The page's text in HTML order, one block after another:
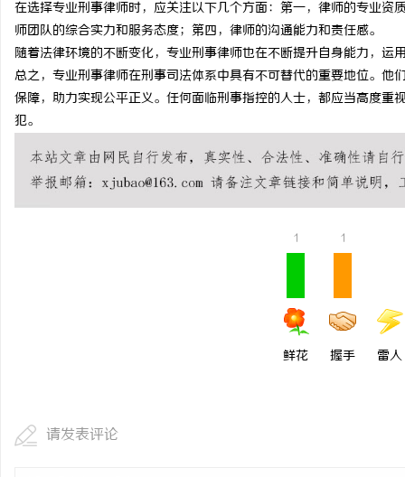
在选择专业刑事律师时，应关注以下几个方面：第一，律师的专业
师团队的综合实力和服务态度；第四，律师的沟通能力和责任感。
随着法律环境的不断变化，专业刑事律师也在不断提升自身能力，
总之，专业刑事律师在刑事司法体系中具有不可替代的重要地位。
保障，助力实现公平正义。任何面临刑事指控的人士，都应当高度
犯。
1
鲜花
1
握手 雷人
请发表评论
武汉配眼镜 上海配眼镜